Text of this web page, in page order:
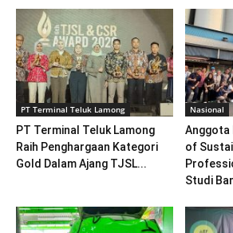
PT Terminal Teluk Lamong
PT Terminal Teluk Lamong
Raih Penghargaan Kategori
Gold Dalam Ajang TJSL...
Nasional
Anggota
of
Studi